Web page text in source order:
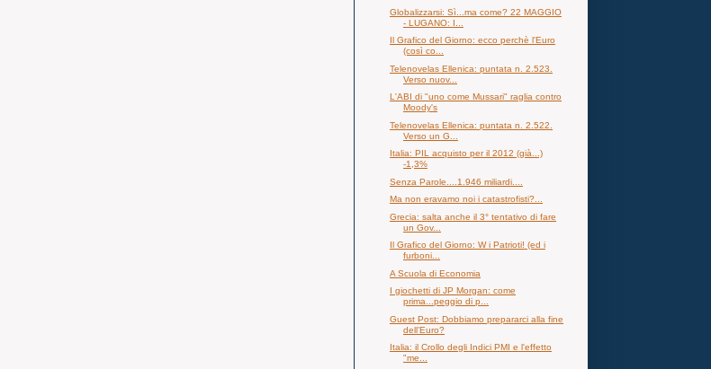
Globalizzarsi: Sì...ma come? 22 MAGGIO
- LUGANO: I...
Il Grafico del Giorno: ecco perchè l'Euro
(così co...
Telenovelas Ellenica: puntata n. 2.523.
Verso nuov...
L'ABI di "uno come Mussari" raglia contro
Moody's
Telenovelas Ellenica: puntata n. 2.522.
Verso un G...
Italia: PIL acquisto per il 2012 (già...)
-1,3%
Senza Parole....1.946 miliardi....
Ma non eravamo noi i catastrofisti?...
Grecia: salta anche il 3° tentativo di fare
un Gov...
Il Grafico del Giorno: W i Patrioti! (ed i
furboni...
A Scuola di Economia
I giochetti di JP Morgan: come
prima...peggio di p...
Guest Post: Dobbiamo prepararci alla fine
dell’Euro?
Italia: il Crollo degli Indici PMI e l'effetto
"me...